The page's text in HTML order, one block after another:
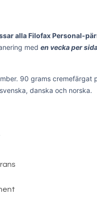
alla Filofax Personal-
med en vecka per
90 grams cremefärgat
danska och norska.